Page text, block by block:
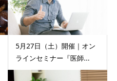
5月27日（土）開催｜オン
ラインセミナー『医師...